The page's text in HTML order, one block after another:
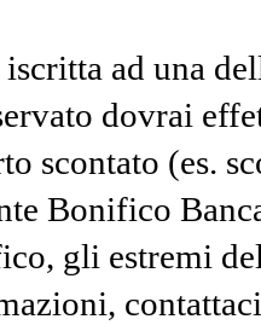
iscritta ad una
dovrai
scontato (es.
Bonifico
gli estremi